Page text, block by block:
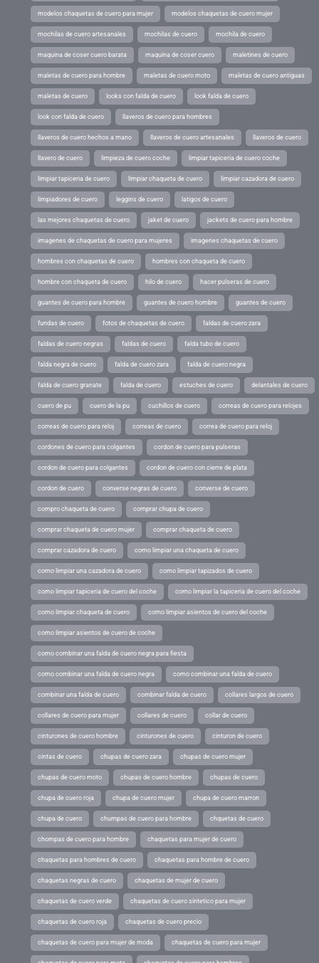
modelos chaquetas de cuero para mujer modelos chaquetas de cuero mujer
mochilas de cuero artesanales mochilas de cuero mochila de cuero
maquina de coser cuero barata maquina de coser cuero maletines de cuero
maletas de cuero para hombre maletas de cuero moto maletas de cuero antiguas
maletas de cuero looks con falda de cuero look falda de cuero
look con falda de cuero llaveros de cuero para hombres
llaveros de cuero hechos a mano llaveros de cuero artesanales llaveros de cuero
llavero de cuero limpieza de cuero coche limpiar tapiceria de cuero coche
limpiar tapiceria de cuero limpiar chaqueta de cuero limpiar cazadora de cuero
limpiadores de cuero leggins de cuero latigos de cuero
las mejores chaquetas de cuero jaket de cuero jackets de cuero para hombre
imagenes de chaquetas de cuero para mujeres imagenes chaquetas de cuero
hombres con chaquetas de cuero hombres con chaqueta de cuero
hombre con chaqueta de cuero hilo de cuero hacer pulseras de cuero
guantes de cuero para hombre guantes de cuero hombre guantes de cuero
fundas de cuero fotos de chaquetas de cuero faldas de cuero zara
faldas de cuero negras faldas de cuero falda tubo de cuero
falda negra de cuero falda de cuero zara falda de cuero negra
falda de cuero granate falda de cuero estuches de cuero delantales de cuero
cuero de pu cuero de la pu cuchillos de cuero correas de cuero para relojes
correas de cuero para reloj correas de cuero correa de cuero para reloj
cordones de cuero para colgantes cordon de cuero para pulseras
cordon de cuero para colgantes cordon de cuero con cierre de plata
cordon de cuero converse negras de cuero converse de cuero
compro chaqueta de cuero comprar chupa de cuero
comprar chaqueta de cuero mujer comprar chaqueta de cuero
comprar cazadora de cuero como limpiar una chaqueta de cuero
como limpiar una cazadora de cuero como limpiar tapizados de cuero
como limpiar tapiceria de cuero del coche como limpiar la tapiceria de cuero del coche
como limpiar chaqueta de cuero como limpiar asientos de cuero del coche
como limpiar asientos de cuero de coche
como combinar una falda de cuero negra para fiesta
como combinar una falda de cuero negra como combinar una falda de cuero
combinar una falda de cuero combinar falda de cuero collares largos de cuero
collares de cuero para mujer collares de cuero collar de cuero
cinturones de cuero hombre cinturones de cuero cinturon de cuero
cintas de cuero chupas de cuero zara chupas de cuero mujer
chupas de cuero moto chupas de cuero hombre chupas de cuero
chupa de cuero roja chupa de cuero mujer chupa de cuero marron
chupa de cuero chumpas de cuero para hombre chquetas de cuero
chompas de cuero para hombre chaquetas para mujer de cuero
chaquetas para hombres de cuero chaquetas para hombre de cuero
chaquetas negras de cuero chaquetas de mujer de cuero
chaquetas de cuero verde chaquetas de cuero sintetico para mujer
chaquetas de cuero roja chaquetas de cuero precio
chaquetas de cuero para mujer de moda chaquetas de cuero para mujer